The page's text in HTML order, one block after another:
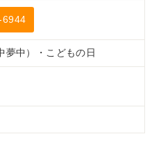
6944
夢中）・こどもの日